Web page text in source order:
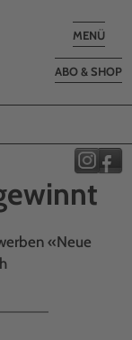
Toggle
MENÜ
ABO & SHOP
«Neue